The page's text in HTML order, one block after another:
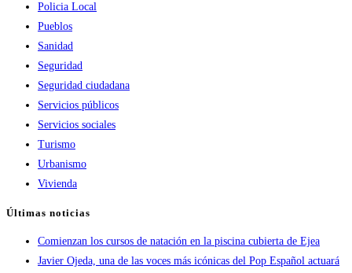
Policia Local
Pueblos
Sanidad
Seguridad
Seguridad ciudadana
Servicios públicos
Servicios sociales
Turismo
Urbanismo
Vivienda
Últimas noticias
Comienzan los cursos de natación en la piscina cubierta de Ejea
Javier Ojeda, una de las voces más icónicas del Pop Español actuará